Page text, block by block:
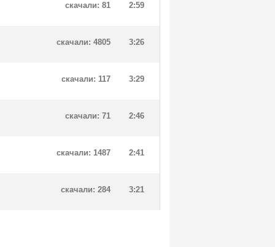
2:59
скачали: 81
3:26
скачали: 4805
3:29
скачали: 117
2:46
скачали: 71
2:41
скачали: 1487
3:21
скачали: 284